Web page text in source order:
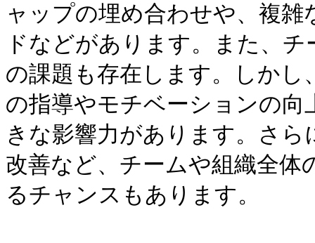
ャップの埋め合わせや、複
ドなどがあります。また、
の課題も存在します。しか
の指導やモチベーションの
きな影響力があります。さ
改善など、チームや組織全